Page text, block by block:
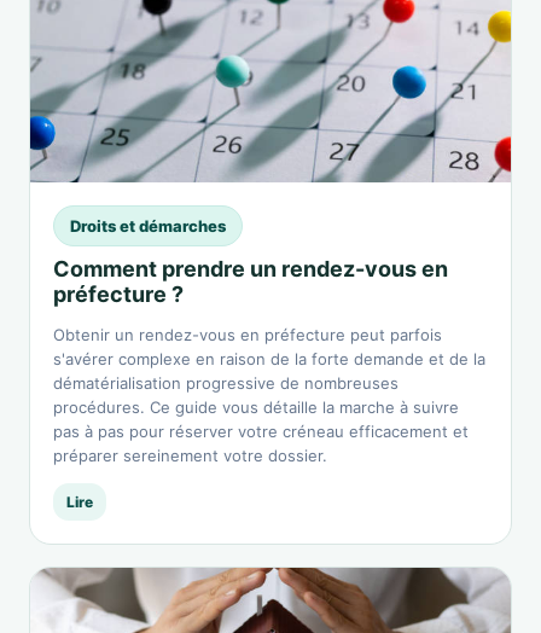
Droits et démarches
Comment prendre un rendez-vous en
préfecture ?
Obtenir un rendez-vous en préfecture peut parfois
s'avérer complexe en raison de la forte demande et de la
dématérialisation progressive de nombreuses
procédures. Ce guide vous détaille la marche à suivre
pas à pas pour réserver votre créneau efficacement et
préparer sereinement votre dossier.
Lire